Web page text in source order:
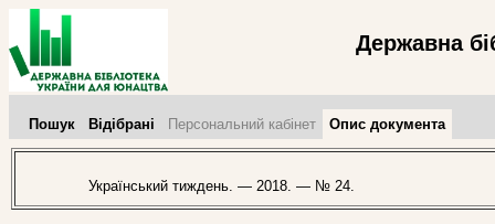
Державна
Пошук Відібрані Персональний кабінет Опис документа
Український тиждень. — 2018. — № 24.